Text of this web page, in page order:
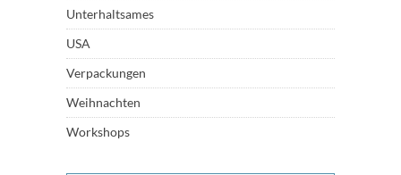
Unterhaltsames
USA
Verpackungen
Weihnachten
Workshops